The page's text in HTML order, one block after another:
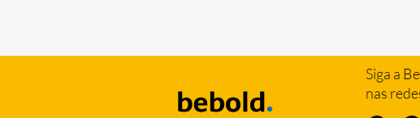
Siga a
nas